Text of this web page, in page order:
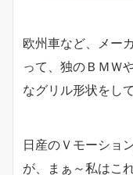
欧州車など、メー
って、独のＢＭＷ
なグリル形状をし
日産のＶモーショ
が、まぁ～私はこ